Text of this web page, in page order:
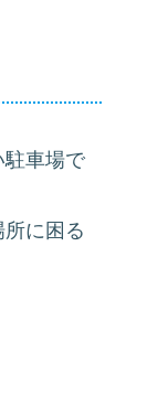
車場で
に困る